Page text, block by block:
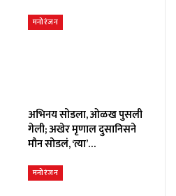
मनोरंजन
अभिनय सोडला, ओळख पुसली
गेली; अखेर मृणाल दुसानिसने
मौन सोडलं, ‘त्या’…
मनोरंजन